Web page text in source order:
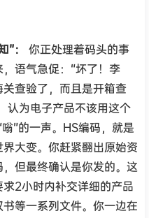
：
你正处理着码头的事
语气急促：“坏了！李
查验了，而且是开箱查
认为电子产品不该用这个
”的一声。HS编码，就是
大变。你赶紧翻出原始资
但最终确认是你发的。这
2小时内补交详细的产品
等一系列文件。你一边在